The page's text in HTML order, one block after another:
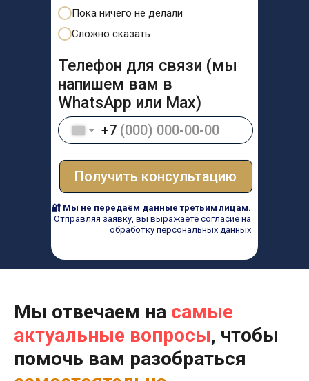
🔐 Мы не передаём данные третьим лицам.
Отправляя заявку, вы выражаете согласие на
обработку персональных данных
Пока ничего не делали
Сложно сказать
Телефон для связи (мы
напишем вам в
WhatsApp или Max)
+7
Получить консультацию
Мы отвечаем на самые
актуальные вопросы, чтобы
помочь вам разобраться